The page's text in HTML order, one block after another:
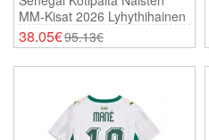
MM-Kisat 2026 Lyhythihainen
38.05€95.13€